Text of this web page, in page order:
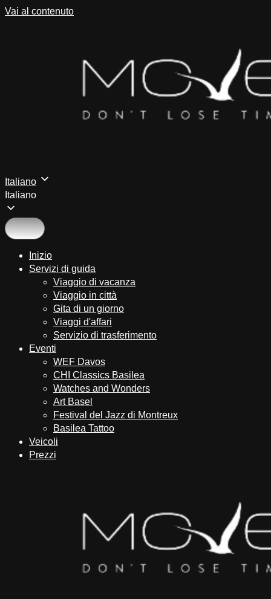
Vai al contenuto
Italiano
Italiano
Inizio
Servizi di guida
Viaggio di vacanza
Viaggio in città
Gita di un giorno
Viaggi d'affari
Servizio di trasferimento
Eventi
WEF Davos
CHI Classics Basilea
Watches and Wonders
Art Basel
Festival del Jazz di Montreux
Basilea Tattoo
Veicoli
Prezzi